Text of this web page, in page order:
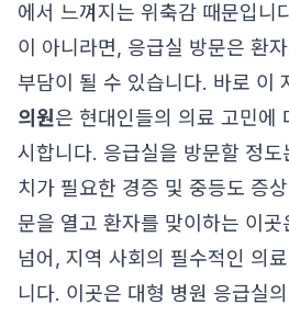
에서 느껴지는 위축감 때문입니
이 아니라면, 응급실 방문은 환
부담이 될 수 있습니다. 바로 이
의원은 현대인들의 의료 고민에
시합니다. 응급실을 방문할 정
치가 필요한 경증 및 중등도 증
문을 열고 환자를 맞이하는 이
넘어, 지역 사회의 필수적인 의
니다. 이곳은 대형 병원 응급실